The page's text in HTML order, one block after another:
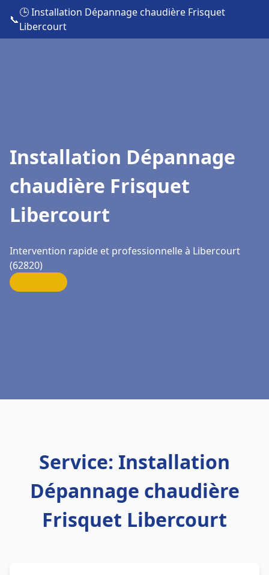
📞
🕒 Installation Dépannage chaudière Frisquet
Libercourt
Installation Dépannage
chaudière Frisquet
Libercourt
Intervention rapide et professionnelle à Libercourt
(62820)
Service: Installation
Dépannage chaudière
Frisquet Libercourt